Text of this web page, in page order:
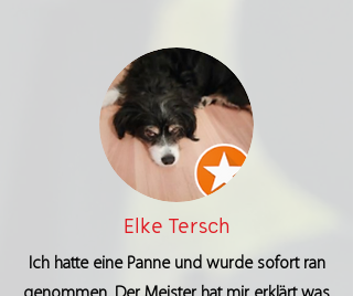
Elke Tersch
Ich hatte eine Panne und wurde sofort ran